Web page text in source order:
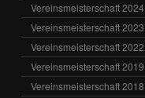
Vereinsmeisterschaft 2024
Vereinsmeisterschaft 2023
Vereinsmeisterschaft 2022
Vereinsmeisterschaft 2019
Vereinsmeisterschaft 2018